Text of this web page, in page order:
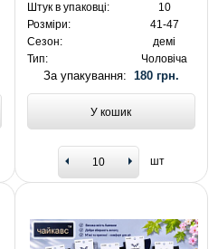
Штук в упаковці:
10
Розміри:
41-47
Сезон:
демі
Тип:
Чоловіча
За упакування: 180 грн.
У кошик
шт